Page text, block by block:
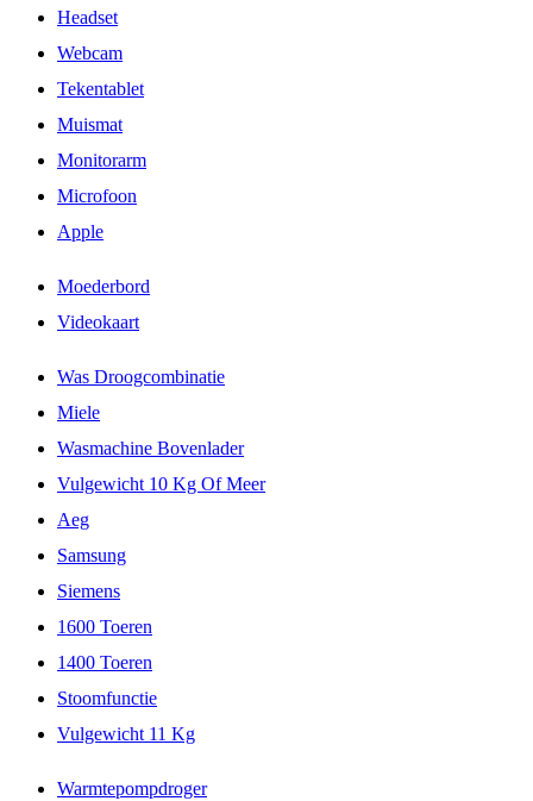
Headset
Webcam
Tekentablet
Muismat
Monitorarm
Microfoon
Apple
Moederbord
Videokaart
Was Droogcombinatie
Miele
Wasmachine Bovenlader
Vulgewicht 10 Kg Of Meer
Aeg
Samsung
Siemens
1600 Toeren
1400 Toeren
Stoomfunctie
Vulgewicht 11 Kg
Warmtepompdroger